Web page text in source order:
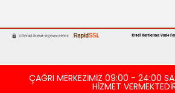
ÇAĞRI MERKEZİMİZ 09:00 - 24:00
HİZMET